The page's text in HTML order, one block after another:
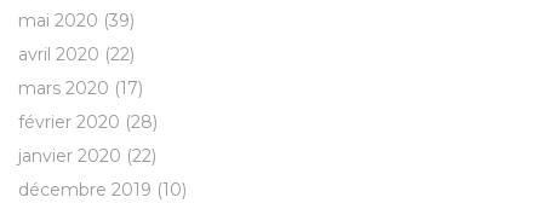
mai 2020 (39)
avril 2020 (22)
mars 2020 (17)
février 2020 (28)
janvier 2020 (22)
décembre 2019 (10)